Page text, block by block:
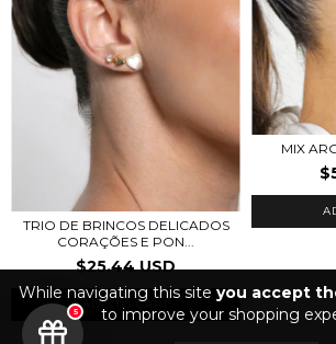
While navigating this site you accept
to improve your shopping
TRIO DE BRINCOS DELICADOS
CORAÇÕES E PON...
$25.44 USD
ADD TO CART
MIX
5